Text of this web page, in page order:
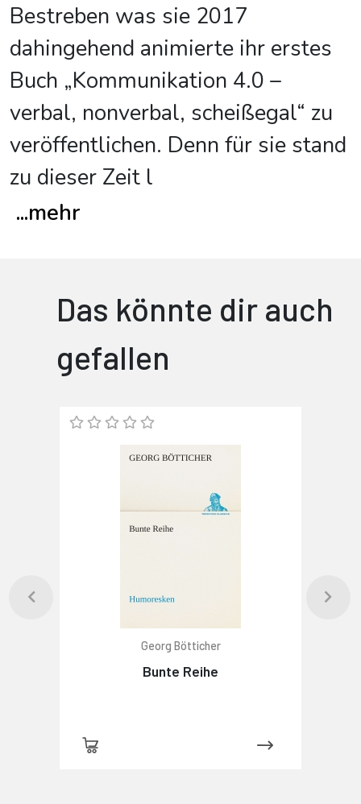
Bestreben was sie 2017
dahingehend animierte ihr erstes
Buch „Kommunikation 4.0 –
verbal, nonverbal, scheißegal“ zu
veröffentlichen. Denn für sie stand
zu dieser Zeit l
...mehr
Das könnte dir auch
gefallen
Georg Bötticher
Bunte Reihe